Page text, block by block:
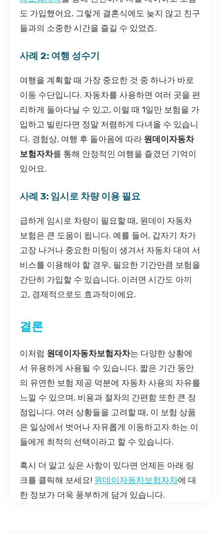
도 가입했어요. 그렇게 결혼식에도 늦지 않고 친구
들과의 소중한 시간을 즐길 수 있었죠.
사례 2: 여행 성수기
여행을 계획할 때 가장 중요한 것 중 하나가 바로
이동 수단입니다. 자동차를 사용하면 여러 곳을 편
리하게 돌아다닐 수 있고, 이럴 때 1일만 보험을 가
입하고 빌린다면 정말 저렴하게 다녀올 수 있습니
다. 경험상, 여행 후 돌아옴에 따라 원데이자동차
보험자차를 통해 안정적인 여행을 즐겼던 기억이
있어요.
사례 3: 임시로 차량 이용 필요
급하게 임시로 차량이 필요할 때, 원데이 자동차
보험은 큰 도움이 됩니다. 예를 들어, 갑자기 차가
고장 나거나 중요한 미팅이 생겨서 자동차 대여 서
비스를 이용해야 할 경우, 필요한 기간만큼 보험을
간단히 가입할 수 있습니다. 이러면 시간도 아끼
고, 경제적으로도 효과적이에요.
결론
이처럼 원데이자동차보험자차는 다양한 상황에
서 유용하게 사용될 수 있습니다. 짧은 기간 동안
의 유연한 보험 제공 덕분에 자동차 사용의 자유를
느낄 수 있으며, 비용과 절차의 간편함 또한 큰 장
점입니다. 여러 상황들을 고려할 때, 이 보험 상품
은 일상에서 벗어나 자유롭게 이동하고자 하는 이
들에게 최적의 선택이라고 할 수 있습니다.
혹시 더 알고 싶은 사항이 있다면 언제든 아래 링
크를 클릭해 보세요! 원데이자동차보험자차에 대
한 정보가 더욱 풍부하게 담겨 있습니다.